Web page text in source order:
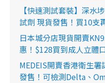
【快速測試套裝】深水
試劑 現貨發售！買10支
日本城分店現貨開賣
惠！$128買到成人立體
MEDEIS開賣香港衛生
發售！可檢測Delta、